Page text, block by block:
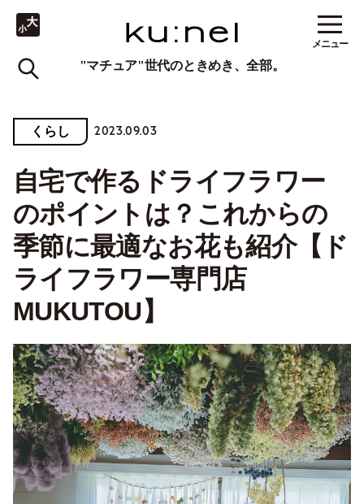
"マチュア"世代のときめき、全部。
メニュー
くらし 2023.09.03
自宅で作るドライフラワー
のポイントは？これからの
季節に最適なお花も紹介【ド
ライフラワー専門店
MUKUTOU】